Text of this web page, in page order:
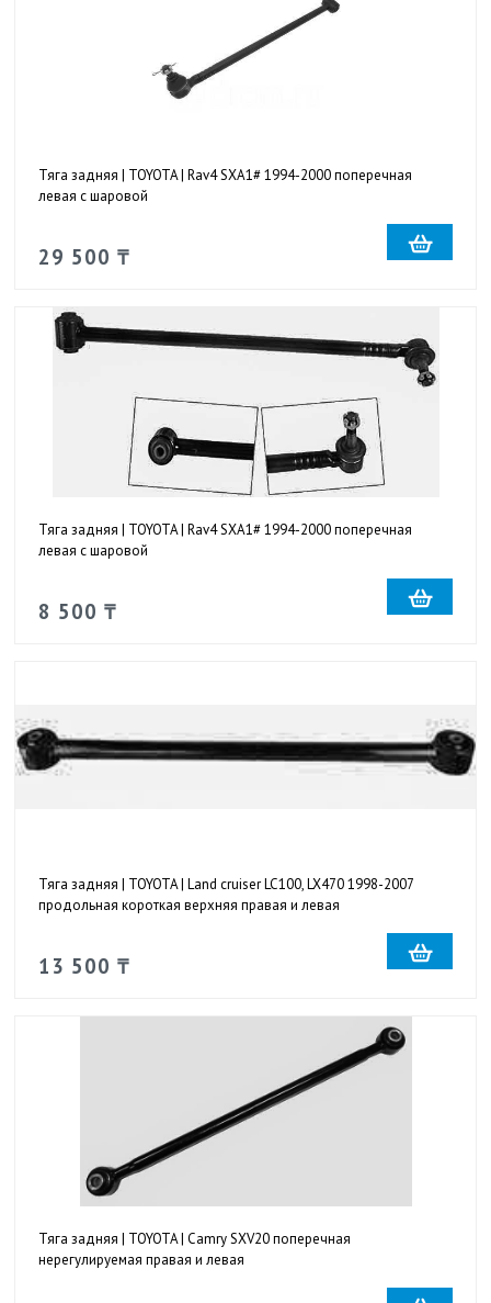
Тяга задняя | TOYOTA | Rav4 SXA1# 1994-2000 поперечная
левая с шаровой
29 500 ₸
Тяга задняя | TOYOTA | Rav4 SXA1# 1994-2000 поперечная
левая с шаровой
8 500 ₸
Тяга задняя | TOYOTA | Land cruiser LC100, LX470 1998-2007
продольная короткая верхняя правая и левая
13 500 ₸
Тяга задняя | TOYOTA | Camry SXV20 поперечная
нерегулируемая правая и левая